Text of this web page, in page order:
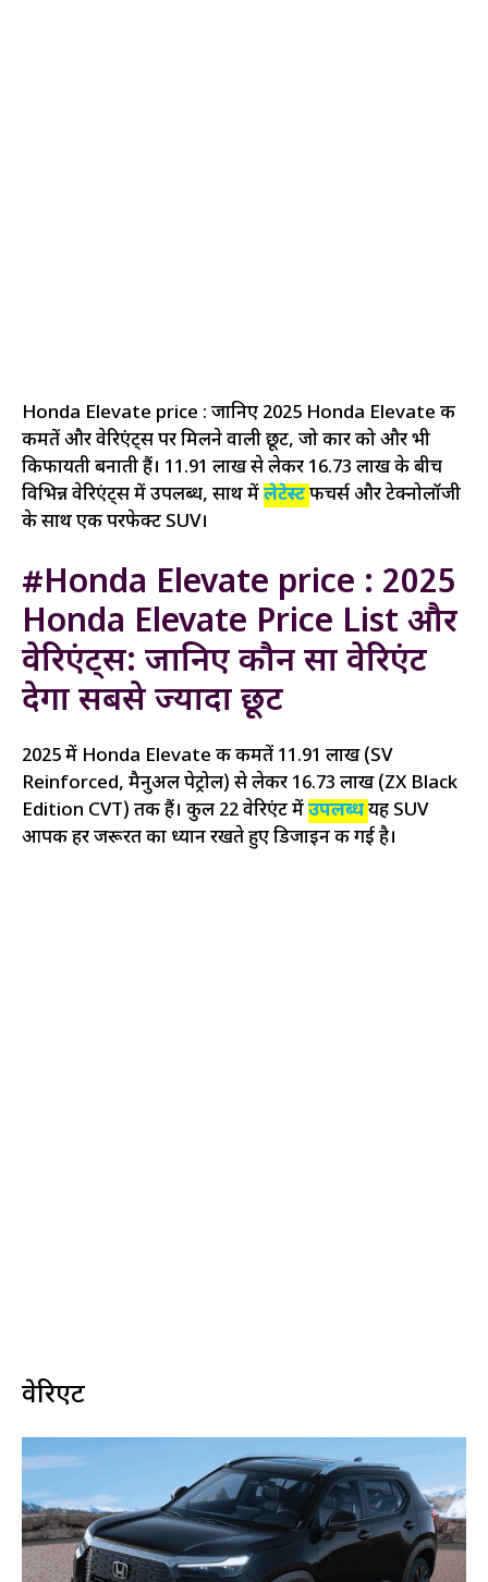
Honda Elevate price : जानिए 2025 Honda Elevate की
कीमतें और वेरिएंट्स पर मिलने वाली छूट, जो कार को और भी
किफायती बनाती हैं। ₹11.91 लाख से लेकर ₹16.73 लाख के बीच
विभिन्न वेरिएंट्स में उपलब्ध, साथ मेंलेटेस्टफीचर्स और टेक्नोलॉजी
के साथ एक परफेक्ट SUV।
#Honda Elevate price : 2025
Honda Elevate Price List और
वेरिएंट्स: जानिए कौन सा वेरिएंट
देगा सबसे ज्यादा छूट
2025 में Honda Elevate की कीमतें ₹11.91 लाख (SV
Reinforced, मैनुअल पेट्रोल) से लेकर ₹16.73 लाख (ZX Black
Edition CVT) तक हैं। कुल 22 वेरिएंट मेंउपलब्धयह SUV
आपकी हर जरूरत का ध्यान रखते हुए डिजाइन की गई है।
वेरिएंट